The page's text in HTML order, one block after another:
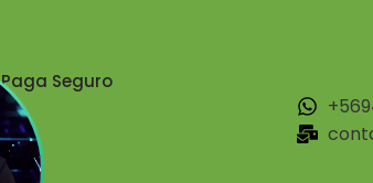
Paga Seguro